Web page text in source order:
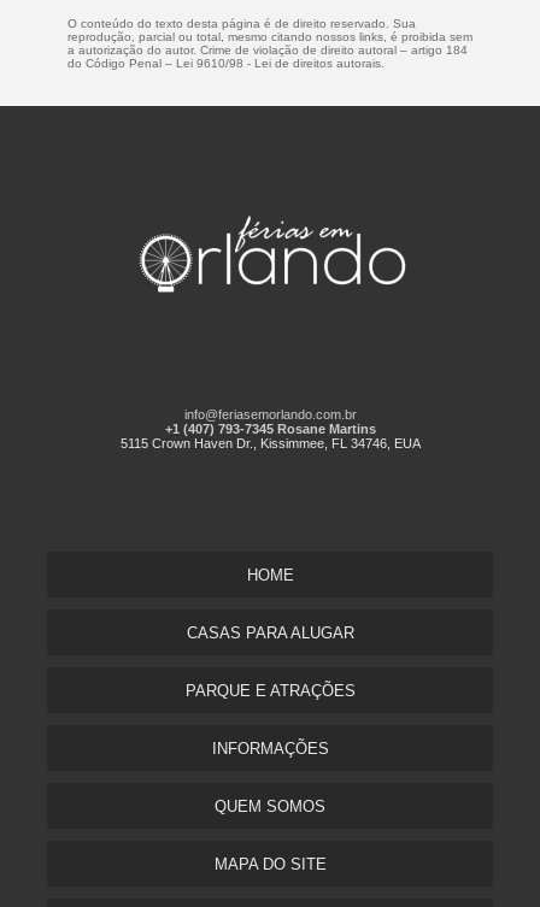
O conteúdo do texto desta página é de direito reservado. Sua
reprodução, parcial ou total, mesmo citando nossos links, é proibida sem
a autorização do autor. Crime de violação de direito autoral – artigo 184
do Código Penal – Lei 9610/98 - Lei de direitos autorais
info@feriasemorlando.com.br
+1 (407) 793-7345 Rosane Martins
5115 Crown Haven Dr., Kissimmee, FL 34746, EUA
HOME
CASAS PARA ALUGAR
PARQUE E ATRAÇÕES
INFORMAÇÕES
QUEM SOMOS
MAPA DO SITE